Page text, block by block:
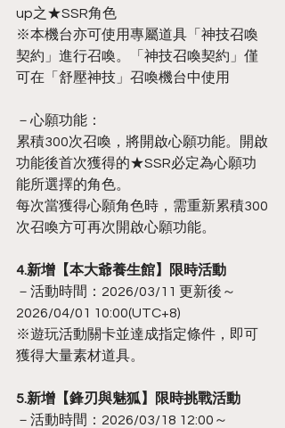
up之★SSR角色
※本機台亦可使用專屬道具「神技召喚
契約」進行召喚。「神技召喚契約」僅
可在「舒壓神技」召喚機台中使用
－心願功能：
累積300次召喚，將開啟心願功能。開啟
功能後首次獲得的★SSR必定為心願功
能所選擇的角色。
每次當獲得心願角色時，需重新累積300
次召喚方可再次開啟心願功能。
4.新增【本大爺養生館】限時活動
－活動時間：2026/03/11 更新後～
2026/04/01 10:00(UTC+8)
※遊玩活動關卡並達成指定條件，即可
獲得大量素材道具。
5.新增【鋒刃與魅狐】限時挑戰活動
－活動時間：2026/03/18 12:00～